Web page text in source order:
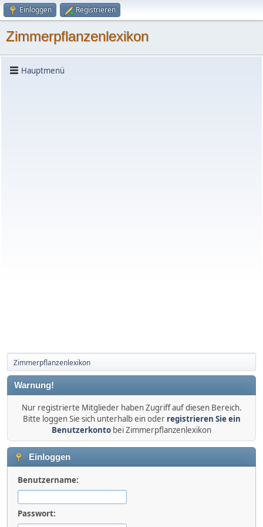
Einloggen Registrieren
Zimmerpflanzenlexikon
Hauptmenü
Zimmerpflanzenlexikon
Warnung!
Nur registrierte Mitglieder haben Zugriff auf diesen Bereich.
Bitte loggen Sie sich unterhalb ein oder registrieren Sie ein
Benutzerkonto bei Zimmerpflanzenlexikon
Einloggen
Benutzername:
Passwort: